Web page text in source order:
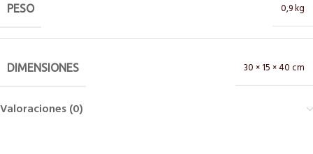
PESO 0,9 kg
DIMENSIONES 30 × 15 × 40 cm
Valoraciones (0)